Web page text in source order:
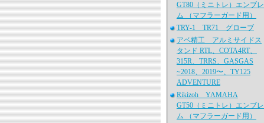
GT80（ミニトレ）エンブレ
ム （マフラーガード用）
TRY-1 TR71 グローブ
アベ精工 アルミサイドス
タンド RTL、COTA4RT、
315R、TRRS、GASGAS
~2018、2019〜、TY125
ADVENTURE
Rikizoh YAMAHA
GT50（ミニトレ）エンブレ
ム （マフラーガード用）